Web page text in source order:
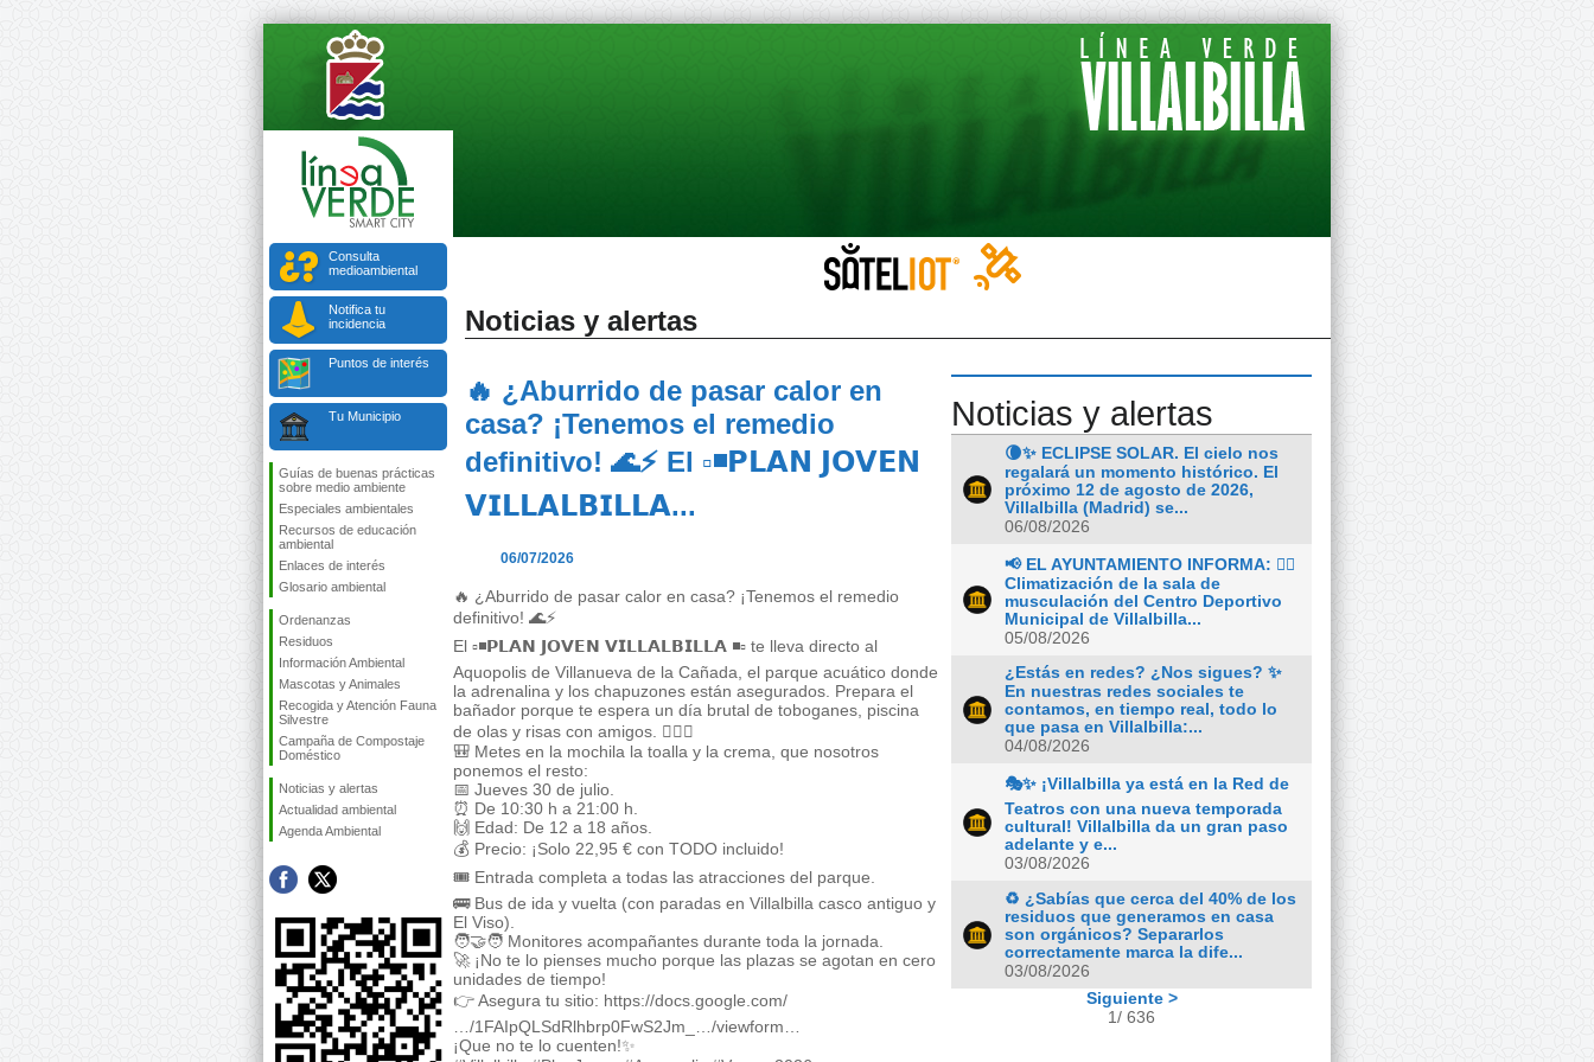
Consulta
medioambiental
Notifica tu
incidencia
Puntos de interés
Tu Municipio
Guías de buenas prácticas
sobre medio ambiente
Especiales ambientales
Recursos de educación
ambiental
Enlaces de interés
Glosario ambiental
Ordenanzas
Residuos
Información Ambiental
Mascotas y Animales
Recogida y Atención Fauna
Silvestre
Campaña de Compostaje
Doméstico
Noticias y alertas
Actualidad ambiental
Agenda Ambiental
Noticias y alertas
🔥 ¿Aburrido de pasar calor en
casa? ¡Tenemos el remedio
definitivo! 🌊⚡ El ▫◾𝗣𝗟𝗔𝗡 𝗝𝗢𝗩𝗘𝗡
𝗩𝗜𝗟𝗟𝗔𝗟𝗕𝗜𝗟𝗟𝗔...
06/07/2026
🔥 ¿Aburrido de pasar calor en casa? ¡Tenemos el remedio
definitivo! 🌊⚡
El ▫◾𝗣𝗟𝗔𝗡 𝗝𝗢𝗩𝗘𝗡 𝗩𝗜𝗟𝗟𝗔𝗟𝗕𝗜𝗟𝗟𝗔 ◾▫ te lleva directo al
Aquopolis de Villanueva de la Cañada, el parque acuático donde
la adrenalina y los chapuzones están asegurados. Prepara el
bañador porque te espera un día brutal de toboganes, piscina
de olas y risas con amigos. 🏄‍♂️💦
🎒 Metes en la mochila la toalla y la crema, que nosotros
ponemos el resto:
📅 Jueves 30 de julio.
⏰ De 10:30 h a 21:00 h.
🙌 Edad: De 12 a 18 años.
💰 Precio: ¡Solo 22,95 € con TODO incluido!
🎟️ Entrada completa a todas las atracciones del parque.
🚌 Bus de ida y vuelta (con paradas en Villalbilla casco antiguo y
El Viso).
🧑‍🤝‍🧑 Monitores acompañantes durante toda la jornada.
🚀 ¡No te lo pienses mucho porque las plazas se agotan en cero
unidades de tiempo!
👉 Asegura tu sitio: https://docs.google.com/
…/1FAIpQLSdRlhbrp0FwS2Jm_…/viewform…
¡Que no te lo cuenten!✨️
Noticias y alertas
🌘✨ ECLIPSE SOLAR. El cielo nos
regalará un momento histórico. El
próximo 12 de agosto de 2026,
Villalbilla (Madrid) se...
06/08/2026
📢 EL AYUNTAMIENTO INFORMA: 🏋️‍♂️
Climatización de la sala de
musculación del Centro Deportivo
Municipal de Villalbilla...
05/08/2026
¿Estás en redes? ¿Nos sigues? ✨
En nuestras redes sociales te
contamos, en tiempo real, todo lo
que pasa en Villalbilla:...
04/08/2026
🎭✨ ¡Villalbilla ya está en la Red de
Teatros con una nueva temporada
cultural! Villalbilla da un gran paso
adelante y e...
03/08/2026
♻️ ¿Sabías que cerca del 40% de los
residuos que generamos en casa
son orgánicos? Separarlos
correctamente marca la dife...
03/08/2026
Siguiente >
1/ 636